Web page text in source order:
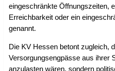
eingeschränkte Öffnungszeiten,
Erreichbarkeit oder ein
genannt.
Die KV Hessen betont zugleich,
Versorgungsengpässe aus ihrer
anzulasten wären, sondern